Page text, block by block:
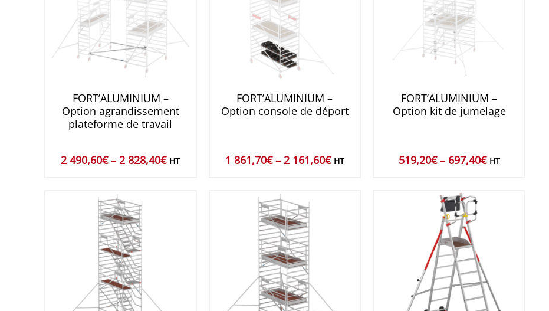
FORT’ALUMINIUM –
Option agrandissement
plateforme de travail
2 490,60€– 2 828,40€ HT
FORT’ALUMINIUM –
Option console de déport
1 861,70€– 2 161,60€ HT
FORT’ALUMINIUM –
Option kit de jumelage
519,20€– 697,40€ HT